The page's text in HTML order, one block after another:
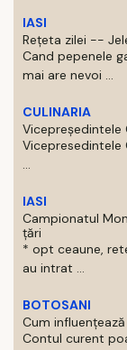
IASI
Rețeta zilei --
Cand pepenele
mai are nevoi ...
CULINARIA
Vicepreședintele
Vicepresedintele
...
IASI
Campionatul
țări
* opt ceaune,
au intrat ...
BOTOSANI
Cum
Contul curent